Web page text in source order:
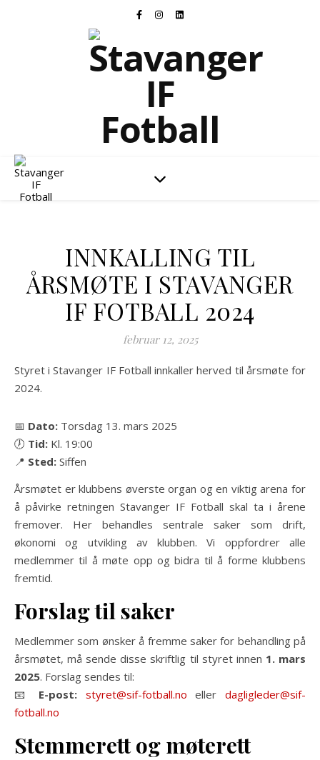
INNKALLING TIL
ÅRSMØTE I STAVANGER
IF FOTBALL 2024
februar 12, 2025
Styret i Stavanger IF Fotball innkaller herved til årsmøte for
2024.
📅 Dato: Torsdag 13. mars 2025
🕖 Tid: Kl. 19:00
📍 Sted: Siffen
Årsmøtet er klubbens øverste organ og en viktig arena for
å påvirke retningen Stavanger IF Fotball skal ta i årene
fremover. Her behandles sentrale saker som drift,
økonomi og utvikling av klubben. Vi oppfordrer alle
medlemmer til å møte opp og bidra til å forme klubbens
fremtid.
Forslag til saker
Medlemmer som ønsker å fremme saker for behandling på
årsmøtet, må sende disse skriftlig til styret innen 1. mars
2025. Forslag sendes til:
📧 E-post: styret@sif-fotball.no ellerdagligleder@sif-
fotball.no
Stemmerett og møterett